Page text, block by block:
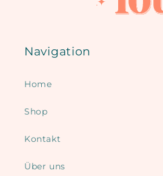
Navigation
Home
Shop
Kontakt
Über uns